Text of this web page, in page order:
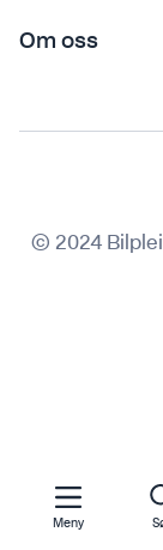
Meny
Ofte stilte
Om oss
Personvern
© 2024